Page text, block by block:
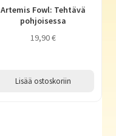
Artemis Fowl: Tehtävä
pohjoisessa
19,90€
Lisää ostoskoriin